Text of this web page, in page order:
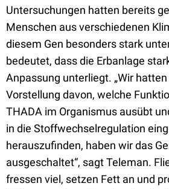
Untersuchungen hatten bereits
Menschen aus verschiedenen
diesem Gen besonders stark
bedeutet, dass die Erbanlage
Anpassung unterliegt. „Wir
Vorstellung davon, welche
THADA im Organismus ausübt
in die Stoffwechselregulation
herauszufinden, haben wir das
ausgeschaltet“, sagt Teleman.
fressen viel, setzen Fett an und